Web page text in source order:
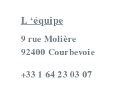
L ‘équipe
9 rue Molière
92400 Courbevoie
+33 1 64 23 03 07